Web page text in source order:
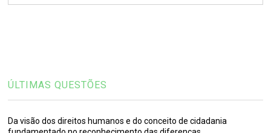
ÚLTIMAS QUESTÕES
Da visão dos direitos humanos e do conceito de cidadania